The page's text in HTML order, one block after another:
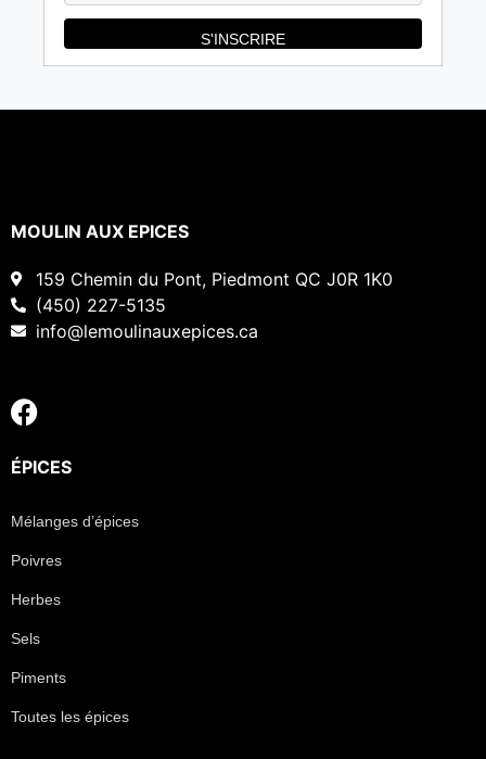
MOULIN AUX EPICES
159 Chemin du Pont, Piedmont QC J0R 1K0
(450) 227-5135
info@lemoulinauxepices.ca
ÉPICES
Mélanges d’épices
Poivres
Herbes
Sels
Piments
Toutes les épices